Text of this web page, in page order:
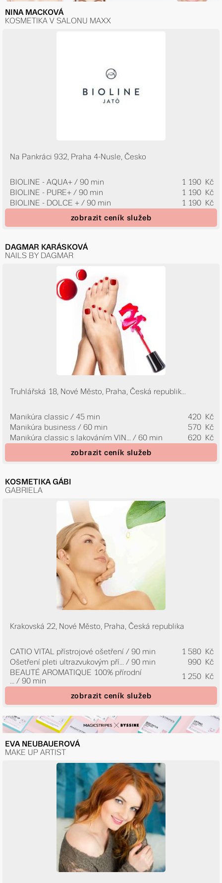
NINA MACKOVÁ
KOSMETIKA V SALONU MAXX
Na Pankráci 932, Praha 4-Nusle, Česko
BIOLINE - AQUA+ / 90 min
1 190 Kč
BIOLINE - PURE+ / 90 min
1 190 Kč
BIOLINE - DOLCE + / 90 min
1 190 Kč
zobrazit ceník služeb
DAGMAR KARÁSKOVÁ
NAILS BY DAGMAR
Truhlářská 18, Nové Město, Praha, Česká republik...
Manikúra classic / 45 min
420 Kč
Manikúra business / 60 min
570 Kč
Manikúra classic s lakováním VIN...
/ 60 min
620 Kč
zobrazit ceník služeb
KOSMETIKA GÁBI
GABRIELA
Krakovská 22, Nové Město, Praha, Česká republika
CATIO VITAL přístrojové ošetření / 90 min
1 580 Kč
Ošetření pleti ultrazvukovým pří...
/ 90 min
990 Kč
BEAUTÉ AROMATIQUE 100% přírodní
/ 90 min
1 250 Kč
zobrazit ceník služeb
EVA NEUBAUEROVÁ
MAKE UP ARTIST